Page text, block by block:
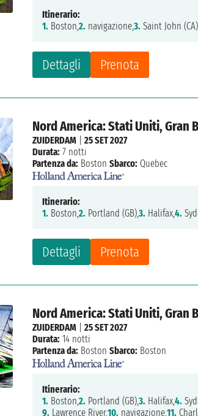
Dettagli Prenota
Itinerario:
1. Boston,2. navigazione,3. Saint John
Nord America: Stati Uniti, Gran
Dettagli Prenota
ZUIDERDAM |25 SET 2027
Durata: 7 notti
Partenza da: Boston Sbarco: Quebec
Itinerario:
1. Boston,2. Portland (GB),3. Halifax,4.
Nord America: Stati Uniti, Gran
ZUIDERDAM |25 SET 2027
Durata: 14 notti
Partenza da: Boston Sbarco: Boston
Itinerario:
1. Boston,2. Portland (GB),3. Halifax,4.
9. Lawrence River,10. navigazione,11.